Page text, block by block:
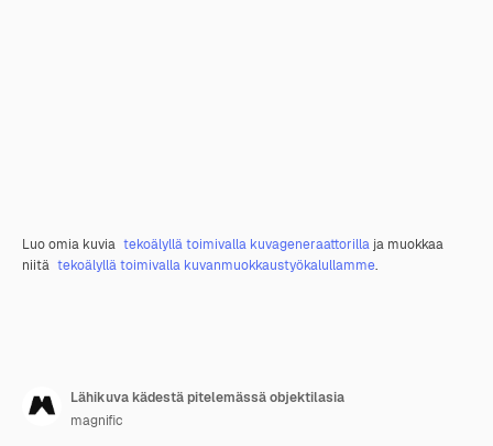
Luo omia kuvia tekoälyllä toimivalla kuvageneraattorilla ja muokkaa
niitä tekoälyllä toimivalla kuvanmuokkaustyökalullamme.
Lähikuva kädestä pitelemässä objektilasia
magnific